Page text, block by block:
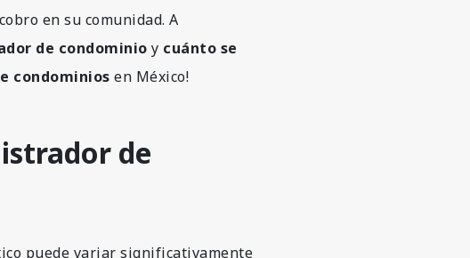
en su comunidad. A
de condominio y cuánto se
condominios en México!
de
puede variar significativamente